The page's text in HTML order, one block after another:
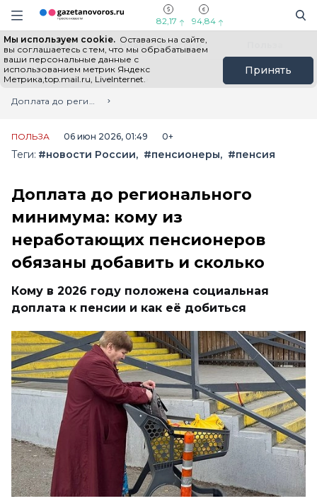
Информационный портал "ГазетаНоворос.ру"
Навигация сайта
82,17 94,84
Мы используем cookie. Оставаясь на сайте,
вы соглашаетесь с тем, что мы обрабатываем
ваши персональные данные с
использованием метрик Яндекс
Метрика,top.mail.ru, LiveInternet.
Принять
Все новости Новости России
Главная
Лента новостей
Доплата до регионального минимума: кому из неработающих пенсионеров обязаны добавить и сколько
ПОЛЬЗА 06 июн 2026, 01:49 0+
Теги: #новости России #пенсионеры #пенсия
Доплата до регионального
минимума: кому из
неработающих пенсионеров
обязаны добавить и сколько
Кому в 2026 году положена социальная
доплата к пенсии и как её добиться